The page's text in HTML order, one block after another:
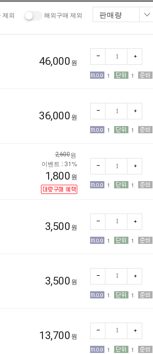
제외 해외구매 제외 판매량
46,000 원
1 1
36,000 원
1 1
2,600원
이벤트 : 31%
1,800 원
1 1
3,500 원
1 1
3,500 원
1 1
13,700 원
1 1